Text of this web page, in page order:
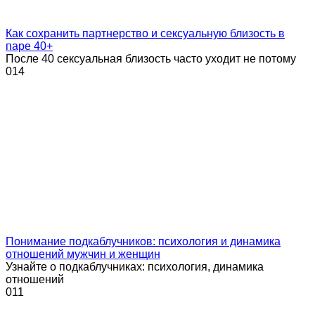
Как сохранить партнерство и сексуальную близость в
паре 40+
После 40 сексуальная близость часто уходит не потому
014
Понимание подкаблучников: психология и динамика
отношений мужчин и женщин
Узнайте о подкаблучниках: психология, динамика
отношений
011